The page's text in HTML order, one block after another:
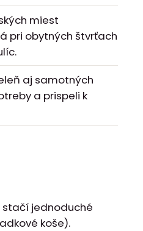
miest
pri obytných štvrťach
aj samotných
a prispeli k
stačí jednoduché
koše).